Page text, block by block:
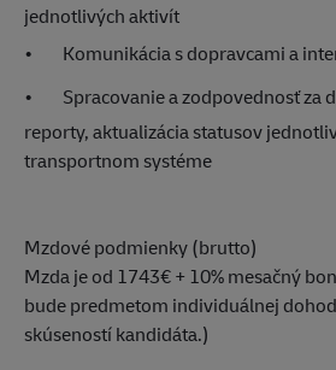
jednotlivých aktivít
•
Komunikácia s dopravcami a
•
Spracovanie a zodpovednosť za
reporty, aktualizácia statusov
transportnom
Mzdové podmienky (brutto)
Mzda je od 1743€ + 10% mesačný
bude predmetom individuálnej
skúseností kandidáta.)